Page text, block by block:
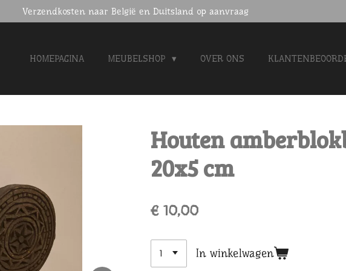
Verzendkosten naar België en Duitsland op aanvraag
HOMEPAGINA MEUBELSHOP OVER ONS
Houten
20x5 cm
€ 10,00
In winkelwagen